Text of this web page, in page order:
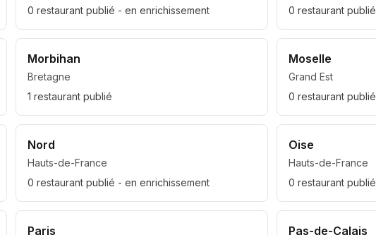
0 restaurantpublié - en enrichissement
0 restaurant publié
Morbihan
Bretagne
1 restaurantpublié
Moselle
Grand Est
0 restaurant publié
Nord
Hauts-de-France
0 restaurantpublié - en enrichissement
Oise
Hauts-de-France
0 restaurant publié
Paris Pas-de-Calais